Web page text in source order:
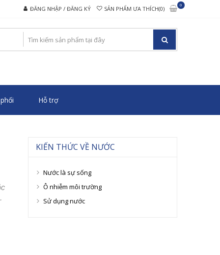
ĐĂNG NHẬP / ĐĂNG KÝ SẢN PHẨM ƯA THÍCH(0)
0
CẤP
Hỗ trợ
KIẾN THỨC VỀ NƯỚC
Nước là sự sống
Ô nhiễm môi trường
Sử dụng nước